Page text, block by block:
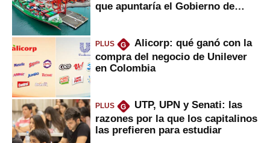
que apuntaría el Gobierno de
PLUS G
Alicorp: qué ganó con la
compra del negocio de Unilever
en Colombia
PLUS G
UTP, UPN y Senati: las
razones por la que los capitalinos
las prefieren para estudiar